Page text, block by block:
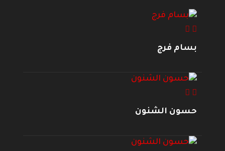
بسام فرج
حسون الشنون